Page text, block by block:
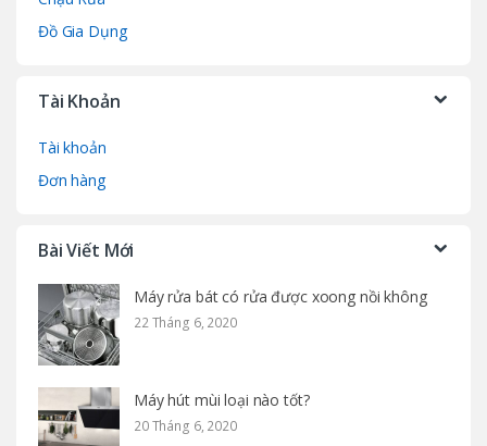
Đồ Gia Dụng
Tài Khoản
Tài khoản
Đơn hàng
Bài Viết Mới
Máy rửa bát có rửa được xoong nồi không
22 Tháng 6, 2020
Máy hút mùi loại nào tốt?
20 Tháng 6, 2020